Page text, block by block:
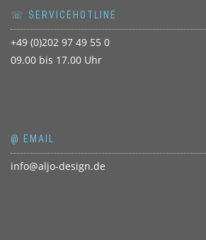
☏ SERVICEHOTLINE
+49 (0)202 97 49 55 0
09.00 bis 17.00 Uhr
@ EMAIL
info@aljo-design.de